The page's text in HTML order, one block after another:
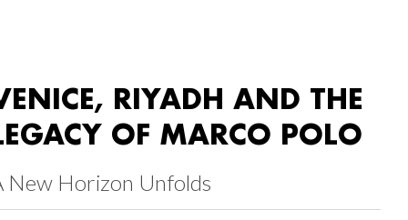
RIYADH AND THE
OF MARCO POLO
New Horizon Unfolds